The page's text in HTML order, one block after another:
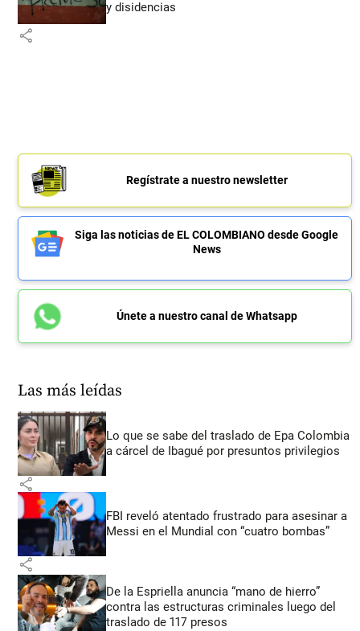
y disidencias
share
Regístrate a nuestro newsletter
Siga las noticias de EL COLOMBIANO desde Google
News
Únete a nuestro canal de Whatsapp
Las más leídas
Lo que se sabe del traslado de Epa Colombia
a cárcel de Ibagué por presuntos privilegios
share
FBI reveló atentado frustrado para asesinar a
Messi en el Mundial con “cuatro bombas”
share
De la Espriella anuncia “mano de hierro”
contra las estructuras criminales luego del
traslado de 117 presos